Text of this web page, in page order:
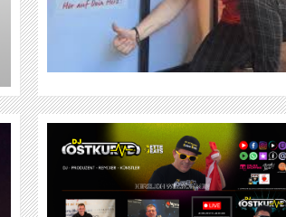
WEITER
DJ ÖTZI